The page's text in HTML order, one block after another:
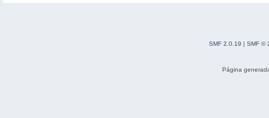
SMF 2.0.19 | SMF ©
Página